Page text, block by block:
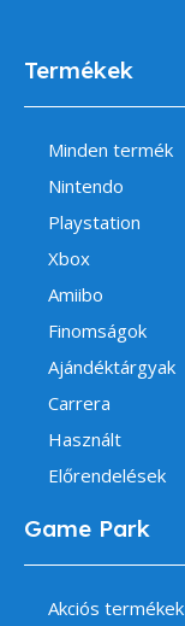
Termékek
Minden termék
Nintendo
Playstation
Xbox
Amiibo
Finomságok
Ajándéktárgyak
Carrera
Használt
Előrendelések
Game Park
Akciós termékek